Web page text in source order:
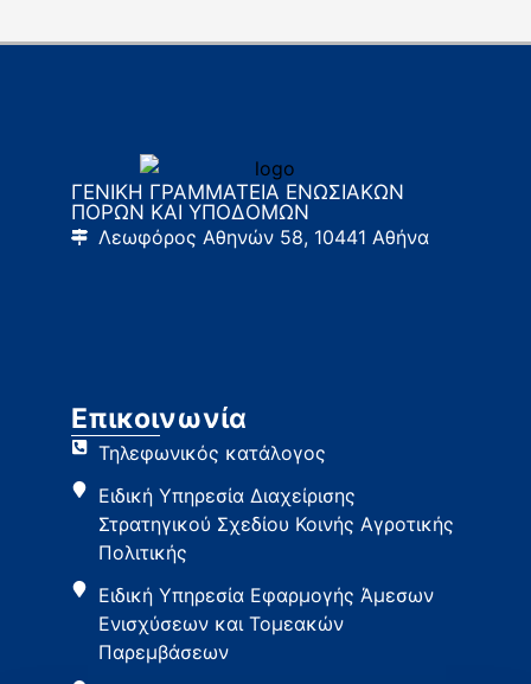
ΓΕΝΙΚΗ ΓΡΑΜΜΑΤΕΙΑ ΕΝΩΣΙΑΚΩΝ
ΠΟΡΩΝ ΚΑΙ ΥΠΟΔΟΜΩΝ
Λεωφόρος Αθηνών 58, 10441 Αθήνα
Επικοινωνία
Τηλεφωνικός κατάλογος
Ειδική Υπηρεσία Διαχείρισης
Στρατηγικού Σχεδίου Κοινής Αγροτικής
Πολιτικής
Ειδική Υπηρεσία Εφαρμογής Άμεσων
Ενισχύσεων και Τομεακών
Παρεμβάσεων